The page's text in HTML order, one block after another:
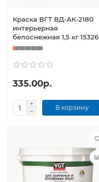
Краска ВГТ ВД-АК-2180
интерьерная
белоснежная 1,5 кг 15326
335.00р.
В корзину